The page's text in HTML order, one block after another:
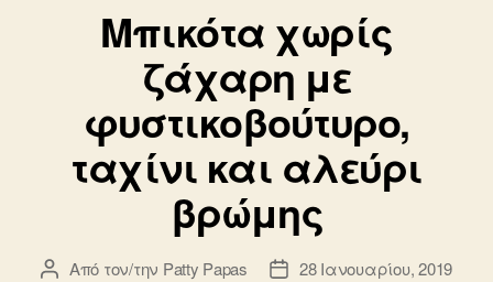
Μπικότα χωρίς
ζάχαρη με
φυστικοβούτυρο,
ταχίνι και αλεύρι
βρώμης
Συντάκτης
Από τον/την Patty Papas
Ημ.28 Ιανουαρίου, 2019